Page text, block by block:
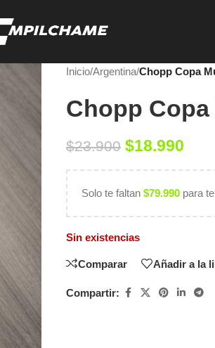
Inicio/Argentina/Chopp Copa
Chopp
$23.900 $18.990
Solo te faltan $79.990 para
Sin existencias
Comparar Añadir a la
Compartir: